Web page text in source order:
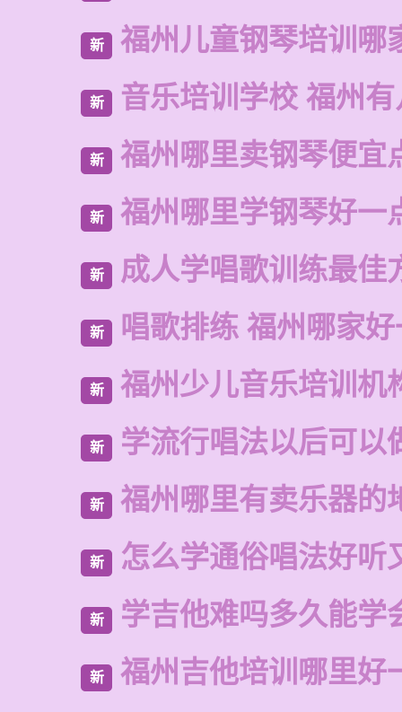
新 福州儿童钢琴培训哪
新 音乐培训学校 福州
新 福州哪里卖钢琴便宜
新 福州哪里学钢琴好一
新 成人学唱歌训练最佳
新 唱歌排练 福州哪家
新 福州少儿音乐培训机
新 学流行唱法以后可以
新 福州哪里有卖乐器的
新 怎么学通俗唱法好听
新 学吉他难吗多久能学
新 福州吉他培训哪里好